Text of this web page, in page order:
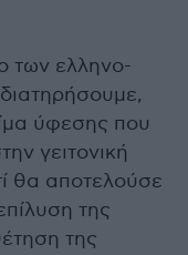
των ελληνο-
ύφεσης που
γειτονική
θα αποτελούσε
της
της